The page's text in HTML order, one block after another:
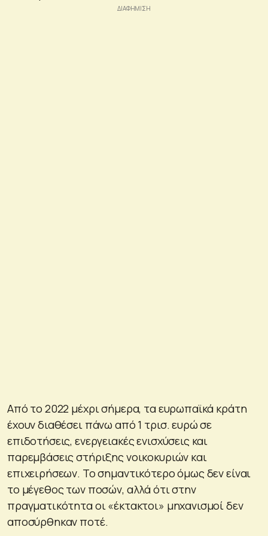
Από το 2022 μέχρι σήμερα, τα ευρωπαϊκά κράτη
έχουν διαθέσει πάνω από 1 τρισ. ευρώ σε
επιδοτήσεις, ενεργειακές ενισχύσεις και
παρεμβάσεις στήριξης νοικοκυριών και
επιχειρήσεων. Το σημαντικότερο όμως δεν είναι
το μέγεθος των ποσών, αλλά ότι στην
πραγματικότητα οι «έκτακτοι» μηχανισμοί δεν
αποσύρθηκαν ποτέ.